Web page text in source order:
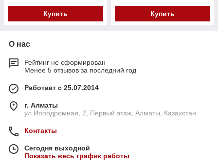
Купить Купить
О нас
Рейтинг не сформирован
Менее 5 отзывов за последний год
Работает с 25.07.2014
г. Алматы
ул.Ипподромная, 2, Первый этаж, Алматы, Казахстан
Контакты
Сегодня выходной
Показать весь график работы